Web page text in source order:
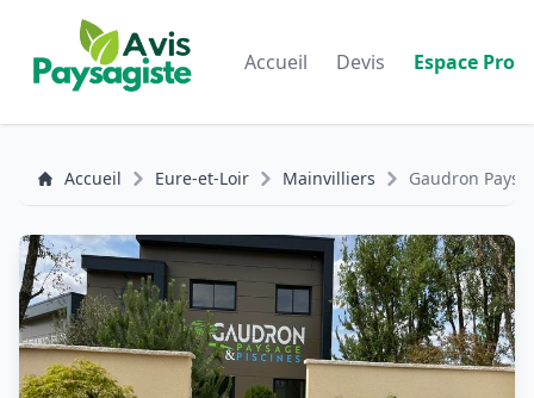
Accueil Devis Espace Pro
Accueil Eure-et-Loir Mainvilliers Gaudron